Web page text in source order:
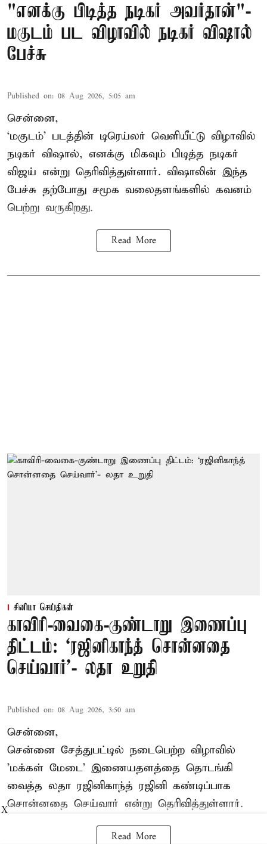
"எனக்கு பிடித்த நடிகர் அவர்தான்"-
மகுடம் பட விழாவில் நடிகர் விஷால்
பேச்சு
Published on: 08 Aug 2026, 5:05 am
சென்னை,
‘மகுடம்’ படத்தின் டிரெய்லர் வெளியீட்டு விழாவில்
நடிகர் விஷால், எனக்கு மிகவும் பிடித்த நடிகர்
விஜய் என்று தெரிவித்துள்ளார். விஷாலின் இந்த
பேச்சு தற்போது சமூக வலைதளங்களில் கவனம்
பெற்று வருகிறது.
Read More
சினிமா செய்திகள்
காவிரி-வைகை-குண்டாறு இணைப்பு
திட்டம்: ‘ரஜினிகாந்த் சொன்னதை
செய்வார்’- லதா உறுதி
Published on: 08 Aug 2026, 3:50 am
சென்னை,
சென்னை சேத்துபட்டில் நடைபெற்ற விழாவில்
'மக்கள் மேடை' இணையதளத்தை தொடங்கி
வைத்த லதா ரஜினிகாந்த் ரஜினி கண்டிப்பாக
சொன்னதை செய்வார் என்று தெரிவித்துள்ளார்.
Read More
X